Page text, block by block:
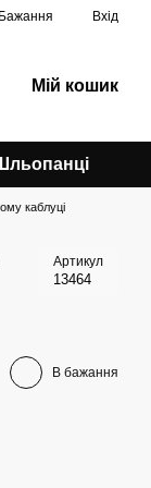
Бажання Вхід
Мій кошик
каблуці
Артикул
13464
В бажання